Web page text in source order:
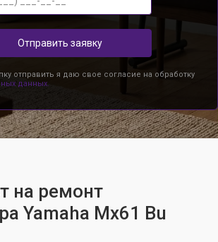
Отправить заявку
отправить я даю свое согласие на обработку
данных.
на ремонт
Yamaha Mx61 Bu